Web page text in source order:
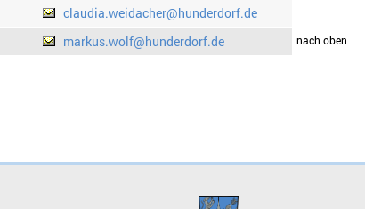
claudia.weidacher@hunderdorf.de
markus.wolf@hunderdorf.dedrucken nach oben